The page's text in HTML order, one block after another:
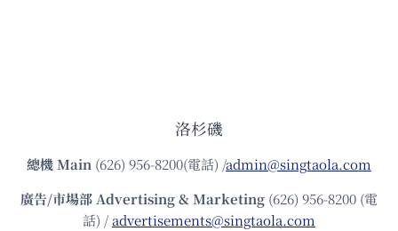
洛杉磯
總機Main (626) 956-8200(電話) /admin@singtaola.com
廣告/市場部Advertising & Marketing (626) 956-8200 (電
話) /advertisements@singtaola.com